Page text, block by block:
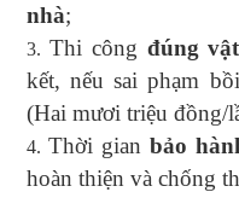
nhà;
Thi công đúng
kết, nếu sai phạm
(Hai mươi triệu đồng/
Thời gian bảo
hoàn thiện và chống